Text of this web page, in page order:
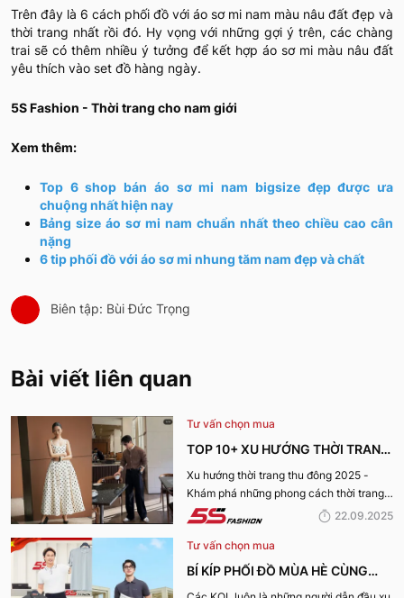
Trên đây là 6 cách phối đồ với áo sơ mi nam màu nâu đất đẹp và
thời trang nhất rồi đó. Hy vọng với những gợi ý trên, các chàng
trai sẽ có thêm nhiều ý tưởng để kết hợp áo sơ mi màu nâu đất
yêu thích vào set đồ hàng ngày.
5S Fashion - Thời trang cho nam giới
Xem thêm:
Top 6 shop bán áo sơ mi nam bigsize đẹp được ưa
chuộng nhất hiện nay
Bảng size áo sơ mi nam chuẩn nhất theo chiều cao cân
nặng
6 tip phối đồ với áo sơ mi nhung tăm nam đẹp và chất
Biên tập: Bùi Đức Trọng
Bài viết liên quan
Tư vấn chọn mua
TOP 10+ XU HƯỚNG THỜI TRANG
THU ĐÔNG 2025 TRENDY, GÂY
BÃO
Xu hướng thời trang thu đông 2025 -
Khám phá những phong cách thời trang
“làm mưa làm gió” từ sàn runway đến
22.09.2025
Tư vấn chọn mua
BÍ KÍP PHỐI ĐỒ MÙA HÈ CÙNG